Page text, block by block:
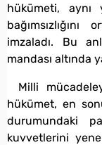
hükümeti, aynı
bağımsızlığını
imzaladı. Bu
mandası altında
Milli
hükümet, en
durumundaki
kuvvetlerini